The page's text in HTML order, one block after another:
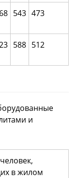
543 473
588 512
и
в жилом